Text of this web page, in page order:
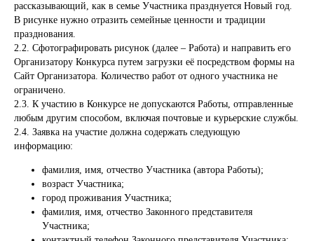
рассказывающий, как в семье Участника празднуется Новый год.
В рисунке нужно отразить семейные ценности и традиции
празднования.
2.2. Сфотографировать рисунок (далее – Работа) и направить его
Организатору Конкурса путем загрузки её посредством формы на
Сайт Организатора. Количество работ от одного участника не
ограничено.
2.3. К участию в Конкурсе не допускаются Работы, отправленные
любым другим способом, включая почтовые и курьерские службы.
2.4. Заявка на участие должна содержать следующую
информацию:
фамилия, имя, отчество Участника (автора Работы);
возраст Участника;
город проживания Участника;
фамилия, имя, отчество Законного представителя
Участника;